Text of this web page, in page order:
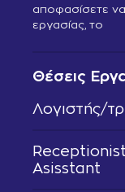
Θέσεις
Λογιστής/
Asisstant
αποφασίσετε
εργασίας, το